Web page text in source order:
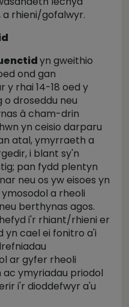
a rhieni/gofalwyr.
yn gweithio
ond gan
rhai 14-18 oed y
o droseddu neu
â cham-drin
yn ceisio darparu
atal, ymyrraeth a
i blant sy'n
pan fydd plentyn
neu os yw eisoes yn
a rheoli
berthynas agos.
i'r rhiant/rhieni er
yn cael ei fonitro a'i
ar gyfer rheoli
ymyriadau priodol
i'r dioddefwyr a'u